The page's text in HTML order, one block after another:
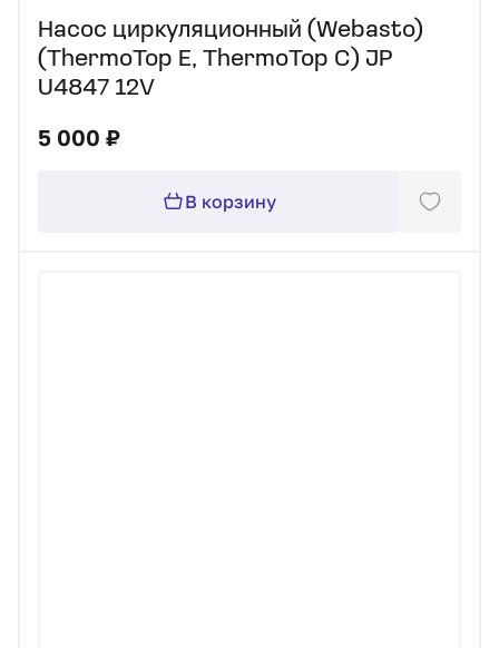
Насос циркуляционный (Webasto)
(ThermoTop E, ThermoTop C) JP
U4847 12V
5 000 ₽
В корзину